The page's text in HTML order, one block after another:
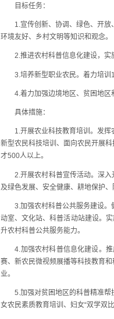
目标任务：
1.宣传创新、协调、绿色、开放、
环境友好、乡村文明等知识和观念。
2.推进农村科普信息化建设，实施
3.培养新型职业农民。着力培训1
4.着力加强边境地区、贫困地区和
具体措施：
1.开展农业科技教育培训。发挥
新型农民科技培训、面向农民开展
才500人以上。
2.开展农村科普宣传活动。深入开
及绿色发展、安全健康、耕地保护
3.加强农村科普公共服务建设。
动室、文化站、科普活动站建设。
升农村科普公共服务能力。
4.加强农村科普信息化建设。推广
赛、新农民微视频展播等科技教育
业。
5.加强对贫困地区的科普精准帮
女农民素质教育培训、妇女“双学双